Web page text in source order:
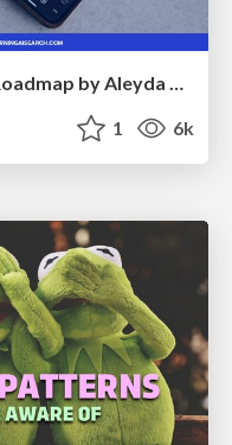
The AI Search Optimization Roadmap by Aleyda Solis
1 6k